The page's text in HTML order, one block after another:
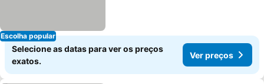
Escolha popular
Selecione as datas para ver os preços
exatos.
Ver preços